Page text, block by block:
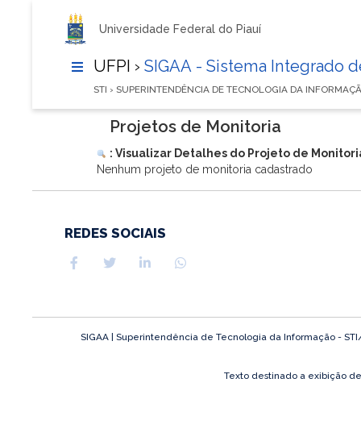
Universidade Federal do Piauí
UFPI › SIGAA - Sistema Integrado
STI › SUPERINTENDÊNCIA DE TECNOLOGIA DA
Projetos de Monitoria
: Visualizar Detalhes do Projeto de
Nenhum projeto de monitoria cadastrado
REDES SOCIAIS
SIGAA | Superintendência de Tecnologia da Informação -
Texto destinado a exibição